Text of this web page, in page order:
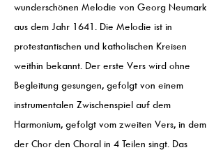
wunderschönen Melodie von Georg Neumark
aus dem Jahr 1641. Die Melodie ist in
protestantischen und katholischen Kreisen
weithin bekannt. Der erste Vers wird ohne
Begleitung gesungen, gefolgt von einem
instrumentalen Zwischenspiel auf dem
Harmonium, gefolgt vom zweiten Vers, in dem
der Chor den Choral in 4 Teilen singt. Das